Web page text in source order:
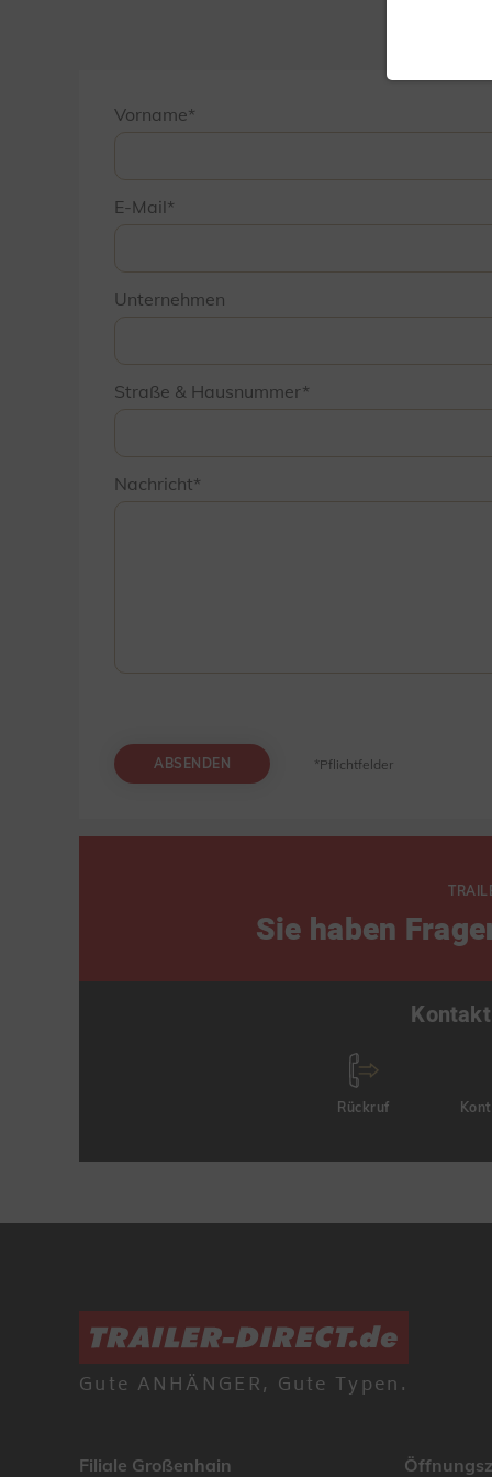
Vorname
E-Mail
Unternehmen
Straße & Hausnummer
Nachricht
ABSENDEN *Pflichtfelder
Sie haben
Rückruf
Gute ANHÄNGER, Gute Typen.
Filiale Großenhain